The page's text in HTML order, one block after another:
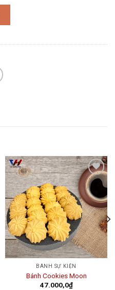
Add to
wishlist
BÁNH SỰ KIỆN
Bánh Cookies Moon
47.000,0₫